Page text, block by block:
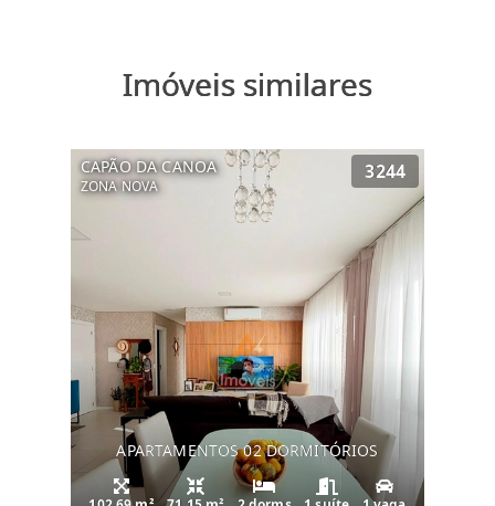
Imóveis similares
CAPÃO DA CANOA
ZONA NOVA
3244
APARTAMENTOS 02 DORMITÓRIOS